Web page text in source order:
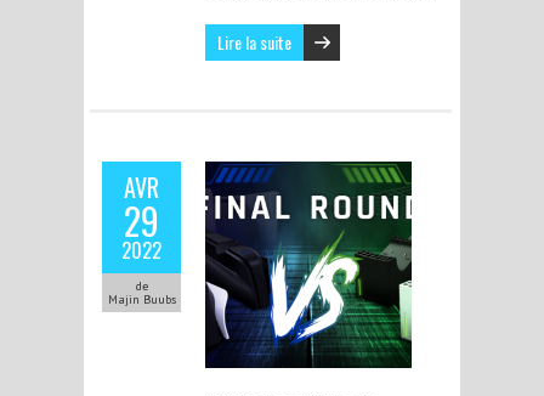
Lire la suite
AVR
29
2022
de
Majin Buubs